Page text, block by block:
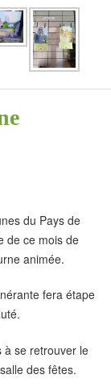
du Pays de
de ce mois de
animée.
fera étape
à se retrouver le
des fêtes.